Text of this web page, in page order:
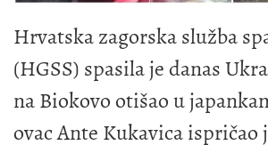
Hrvatska zagorska služba
(HGSS) spasila je danas
na Biokovo otišao u
ovac Ante Kukavica ispričao